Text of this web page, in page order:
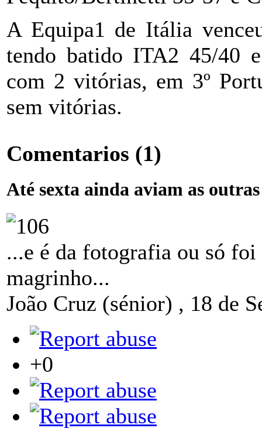
A Equipa1 de Itália
tendo batido ITA2 45/40
com 2 vitórias, em 3º
sem vitórias.
Comentarios (1)
Até sexta ainda aviam as
...e é da fotografia ou só
magrinho...
João Cruz (sénior) , 18 de
+0